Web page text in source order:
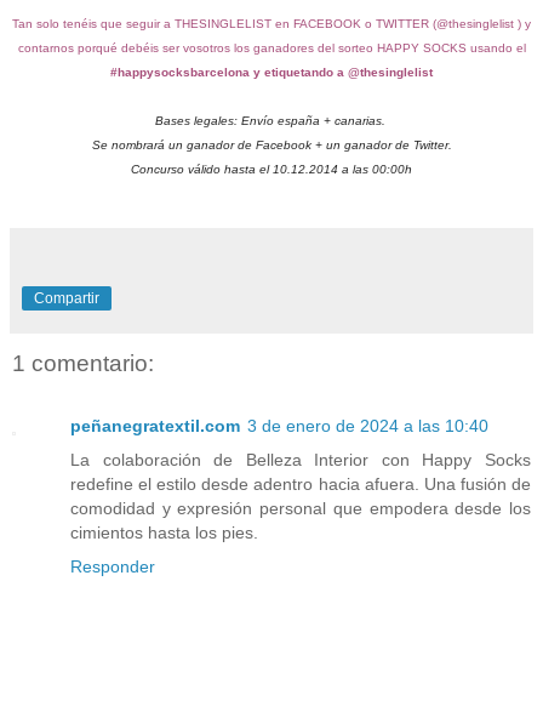
Tan solo tenéis que seguir a THESINGLELIST en FACEBOOK o TWITTER (@thesinglelist ) y
contarnos porqué debéis ser vosotros los ganadores del sorteo HAPPY SOCKS usando el
#happysocksbarcelona y etiquetando a @thesinglelist
Bases legales: Envío españa + canarias.
Se nombrará un ganador de Facebook + un ganador de Twitter.
Concurso válido hasta el 10.12.2014 a las 00:00h
Compartir
1 comentario:
peñanegratextil.com 3 de enero de 2024 a las 10:40
La colaboración de Belleza Interior con Happy Socks
redefine el estilo desde adentro hacia afuera. Una fusión de
comodidad y expresión personal que empodera desde los
cimientos hasta los pies.
Responder